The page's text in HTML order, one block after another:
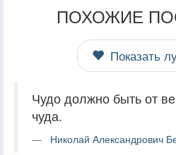
ПОХОЖИЕ
Показать
Чудо должно быть от
чуда.
Николай Александрович